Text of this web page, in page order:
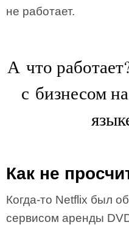
не работает.
А что
с бизнесом
Как не
Когда-то Netflix был
сервисом аренды